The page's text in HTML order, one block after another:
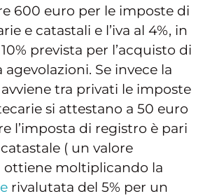
600 euro per le imposte di
e catastali e l’iva al 4%, in
prevista per l’acquisto di
Se invece la
tra privati le imposte
si attestano a 50 euro
l’imposta di registro è pari
( un valore
ottiene moltiplicando la
rivalutata del 5% per un